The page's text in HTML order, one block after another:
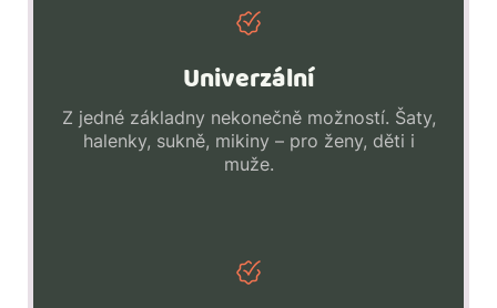
Univerzální
Z jedné základny nekonečně možností. Šaty,
halenky, sukně, mikiny – pro ženy, děti i
muže.